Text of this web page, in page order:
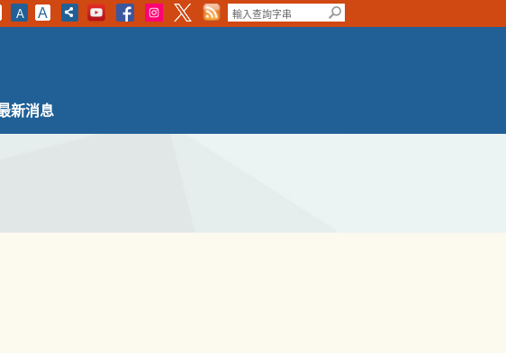
A A
新消息